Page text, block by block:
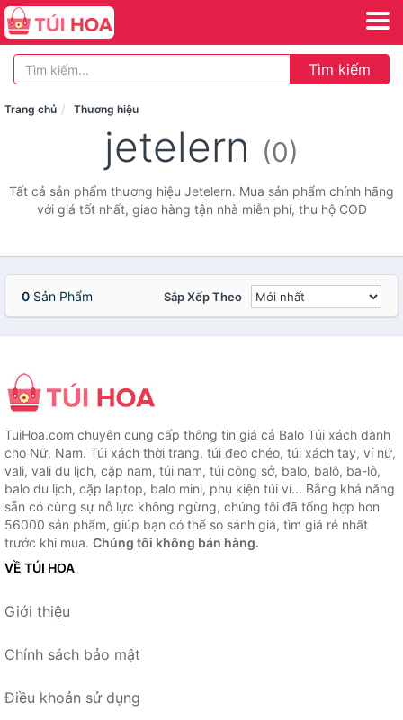
Tìm kiếm
Trang chủ Thương hiệu
jetelern (0)
Tất cả sản phẩm thương hiệu Jetelern. Mua sản phẩm chính hãng
với giá tốt nhất, giao hàng tận nhà miễn phí, thu hộ COD
0 Sản Phẩm Sắp Xếp Theo
TuiHoa.com chuyên cung cấp thông tin giá cả Balo Túi xách dành
cho Nữ, Nam. Túi xách thời trang, túi đeo chéo, túi xách tay, ví nữ,
vali, vali du lịch, cặp nam, túi nam, túi công sở, balo, balô, ba-lô,
balo du lịch, cặp laptop, balo mini, phụ kiện túi ví... Bằng khả năng
sẵn có cùng sự nỗ lực không ngừng, chúng tôi đã tổng hợp hơn
56000 sản phẩm, giúp bạn có thể so sánh giá, tìm giá rẻ nhất
trước khi mua. Chúng tôi không bán hàng.
VỀ TÚI HOA
Giới thiệu
Chính sách bảo mật
Điều khoản sử dụng